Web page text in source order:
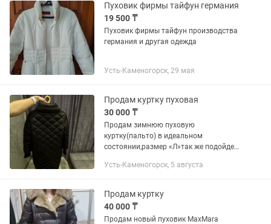
Пуховик фирмы тайфун германия
19 500 ₸
Пуховик фирмы тайфун производства
германия и другая одежда
Усть-Каменогорск, 29 мая
Продам куртку пуховая
30 000 ₸
Продам зимнюю пуховую
куртку(пальто) в идеальном
состоянии,размер «Л»так же подойдет
по желанию ,пристегивается
капюшон...
Усть-Каменогорск, 5 августа
Продам куртку
40 000 ₸
Продам новый пуховик MaxMara